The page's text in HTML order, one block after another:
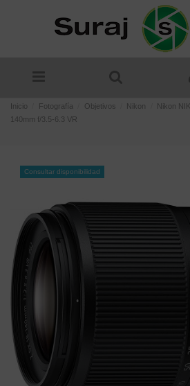
Inicio Fotografía Objetivos Nikon
Nikon
140mm f/3.5-6.3 VR
Consultar disponibilidad